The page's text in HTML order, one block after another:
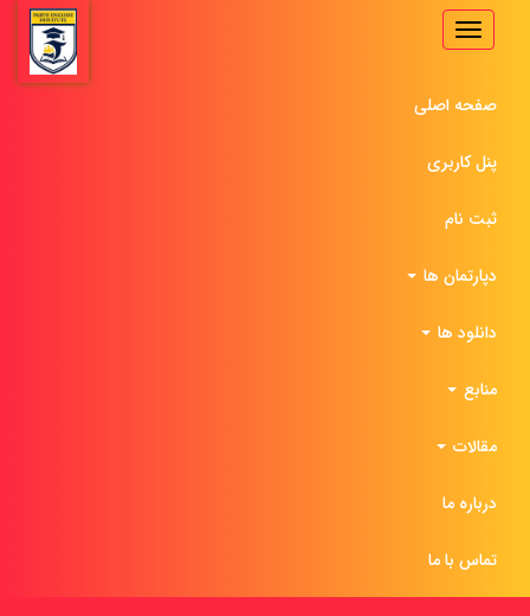
Toggle
navigation
صفحه اصلی
پنل کاربری
ثبت نام
دپارتمان ها
دانلود ها
منابع
مقالات
درباره ما
تماس با ما